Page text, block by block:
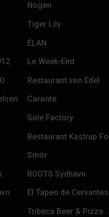
Nögen
Tiger Lily
ÉLAN
Le Week-End
Restaurant von Edel
Caronte
Sole Factory
Restaurant Kastrup
Smör
ROOTS Sydhavn
El Tapeo de Cervantes
Tribeca